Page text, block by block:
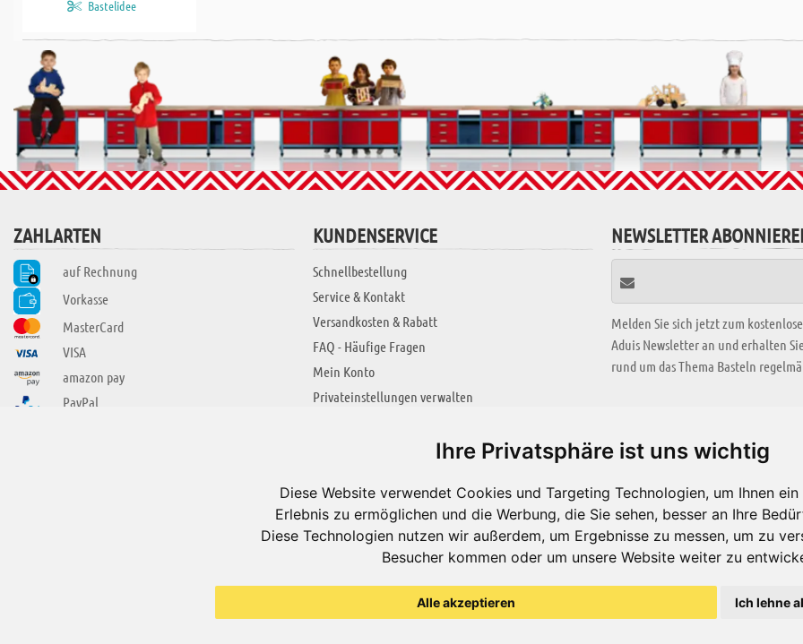
Ihre Privatsphäre ist uns wichtig
Diese Website verwendet Cookies und Targeting Technologien, um Ihnen
Erlebnis zu ermöglichen und die Werbung, die Sie sehen, besser an Ihre
Diese Technologien nutzen wir außerdem, um Ergebnisse zu messen, um zu
Besucher kommen oder um unsere Website weiter zu
Alle akzeptieren Ich lehne
Bastelidee
ZAHLARTEN
auf Rechnung
Vorkasse
MasterCard
VISA
amazon pay
PayPal
KUNDENSERVICE
Schnellbestellung
Service & Kontakt
Versandkosten & Rabatt
FAQ - Häufige Fragen
Mein Konto
Privateinstellungen verwalten
NEWSLETTER
Melden Sie sich jetzt zum
Aduis Newsletter an und erhalten
rund um das Thema Basteln
Jobs
Impressum
Datenschutzerklärung
KREATIV ZONE
Alle Videos
Bastelideen
Arbeitsblätter